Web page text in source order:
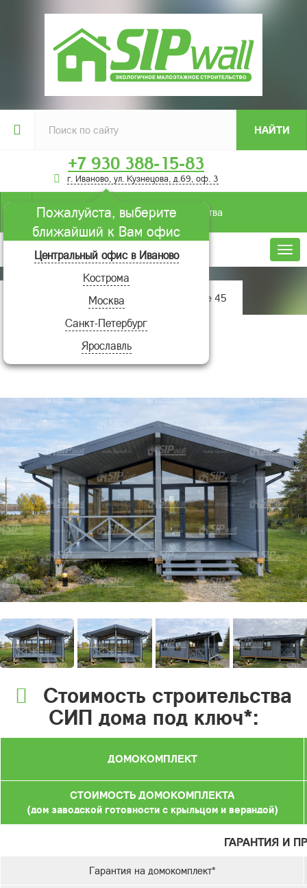
НАЙТИ
+7 930 388-15-83
г. Иваново, ул. Кузнецова, д.69, оф. 3
Пожалуйста, выберите
ближайший к Вам офис
Центральный офис в Иваново
Кострома
Москва
Санкт-Петербург
Ярославль
Условия строительства
Меню
Проекты домов Шале 45
Шале 45
Стоимость строительства
СИП дома под ключ*:
ДОМОКОМПЛЕКТ
СТОИМОСТЬ ДОМОКОМПЛЕКТА
(дом заводской готовности с крыльцом и верандой)
ГАРАНТИЯ И
Гарантия на домокомплект*